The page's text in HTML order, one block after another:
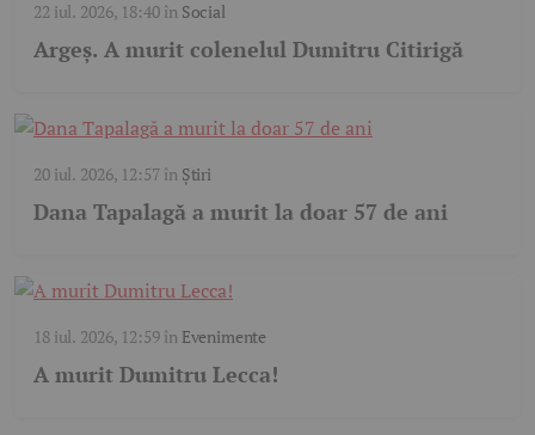
22 iul. 2026, 18:40în Social
Argeș. A murit colenelul Dumitru Citirigă
20 iul. 2026, 12:57în Știri
Dana Tapalagă a murit la doar 57 de ani
18 iul. 2026, 12:59în Evenimente
A murit Dumitru Lecca!